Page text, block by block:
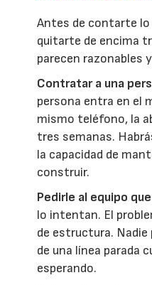
Antes de contarte lo
quitarte de encima
parecen razonables
Contratar a una
persona entra en el
mismo teléfono, la
tres semanas.
la capacidad de
construir.
Pedirle al equipo
lo intentan. El
de estructura.
de una línea parada
esperando.